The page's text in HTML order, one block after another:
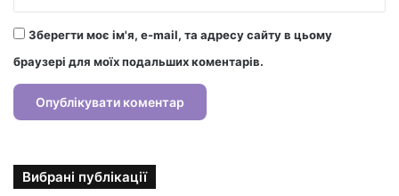
Зберегти моє ім'я, e-mail, та адресу сайту в цьому
браузері для моїх подальших коментарів.
Вибрані публікації